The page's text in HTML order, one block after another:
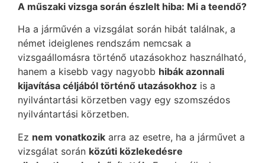
A műszaki vizsga során észlelt hiba: Mi a teendő?
Ha a járművén a vizsgálat során hibát találnak, a
német ideiglenes rendszám nemcsak a
vizsgaállomásra történő utazásokhoz használható,
hanem a kisebb vagy nagyobb hibák azonnali
kijavítása céljából történő utazásokhoz is a
nyilvántartási körzetben vagy egy szomszédos
nyilvántartási körzetben.
Ez nem vonatkozik arra az esetre, ha a járművet a
vizsgálat során közúti közlekedésre